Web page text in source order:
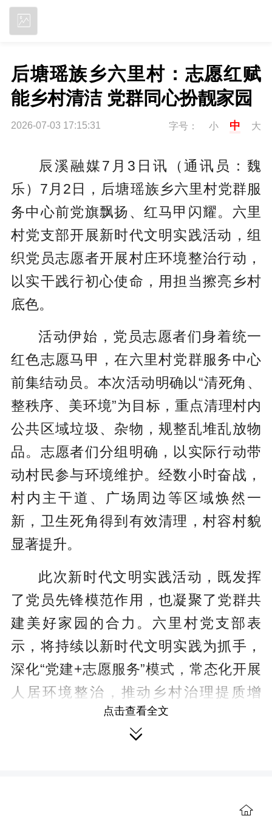
后塘瑶族乡六里村：志愿红赋
能乡村清洁 党群同心扮靓家园
2026-07-03 17:15:31 字号： 小 中 大
辰溪融媒7月3日讯（通讯员：魏
乐）7月2日，后塘瑶族乡六里村党群服
务中心前党旗飘扬、红马甲闪耀。六里
村党支部开展新时代文明实践活动，组
织党员志愿者开展村庄环境整治行动，
以实干践行初心使命，用担当擦亮乡村
底色。
活动伊始，党员志愿者们身着统一
红色志愿马甲，在六里村党群服务中心
前集结动员。本次活动明确以“清死角、
整秩序、美环境”为目标，重点清理村内
公共区域垃圾、杂物，规整乱堆乱放物
品。志愿者们分组明确，以实际行动带
动村民参与环境维护。经数小时奋战，
村内主干道、广场周边等区域焕然一
新，卫生死角得到有效清理，村容村貌
显著提升。
此次新时代文明实践活动，既发挥
了党员先锋模范作用，也凝聚了党群共
建美好家园的合力。六里村党支部表
示，将持续以新时代文明实践为抓手，
深化“党建+志愿服务”模式，常态化开展
人居环境整治，推动乡村治理提质增
效，让“志愿红”成为六里村乡村振兴路上
（本站原创文章，未经授权，禁止
点击查看全文
